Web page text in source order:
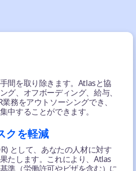
間を取り除きます。Atlasと協
グ、オフボーディング、給与、
務をアウトソーシングでき、
中することができます。
クを軽減
として、あなたの人材に対す
たします。これにより、Atlas
準（労働許可やビザを含む）に